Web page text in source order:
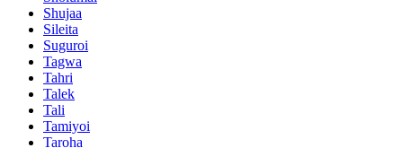
Shujaa
Sileita
Suguroi
Tagwa
Tahri
Talek
Tali
Tamiyoi
Taroha